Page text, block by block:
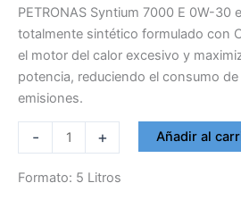
PETRONAS Syntium 7000 E 0W-30
totalmente sintético formulado con
el motor del calor excesivo y
potencia, reduciendo el consumo
emisiones.
-
PETRONAS
0W30
SYNTIUM
+ Añadir al
Formato: 5 Litros